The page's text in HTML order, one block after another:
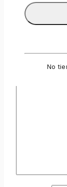
Los campos
No